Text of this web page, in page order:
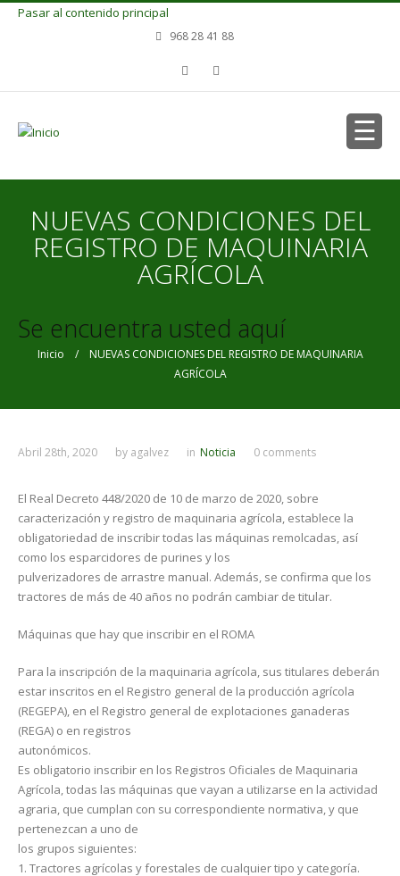
Pasar al contenido principal
968 28 41 88
NUEVAS CONDICIONES DEL
REGISTRO DE MAQUINARIA
AGRÍCOLA
Se encuentra usted aquí
Inicio / NUEVAS CONDICIONES DEL REGISTRO DE MAQUINARIA
AGRÍCOLA
Abril 28th, 2020 by agalvez in Noticia 0 comments
El Real Decreto 448/2020 de 10 de marzo de 2020, sobre
caracterización y registro de maquinaria agrícola, establece la
obligatoriedad de inscribir todas las máquinas remolcadas, así
como los esparcidores de purines y los
pulverizadores de arrastre manual. Además, se confirma que los
tractores de más de 40 años no podrán cambiar de titular.
Máquinas que hay que inscribir en el ROMA
Para la inscripción de la maquinaria agrícola, sus titulares deberán
estar inscritos en el Registro general de la producción agrícola
(REGEPA), en el Registro general de explotaciones ganaderas
(REGA) o en registros
autonómicos.
Es obligatorio inscribir en los Registros Oficiales de Maquinaria
Agrícola, todas las máquinas que vayan a utilizarse en la actividad
agraria, que cumplan con su correspondiente normativa, y que
pertenezcan a uno de
los grupos siguientes:
1. Tractores agrícolas y forestales de cualquier tipo y categoría.